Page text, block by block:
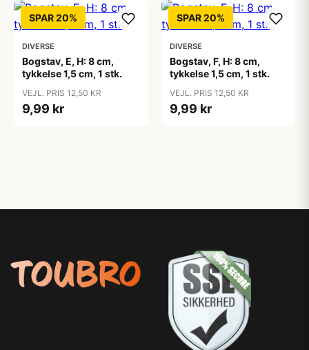
SPAR 20%
DIVERSE
Bogstav, E, H: 8 cm,
tykkelse 1,5 cm, 1 stk.
VEJL. PRIS 12,50 KR
9,99 kr
SPAR 20%
DIVERSE
Bogstav, F, H: 8 cm,
tykkelse 1,5 cm, 1 stk.
VEJL. PRIS 12,50 KR
9,99 kr